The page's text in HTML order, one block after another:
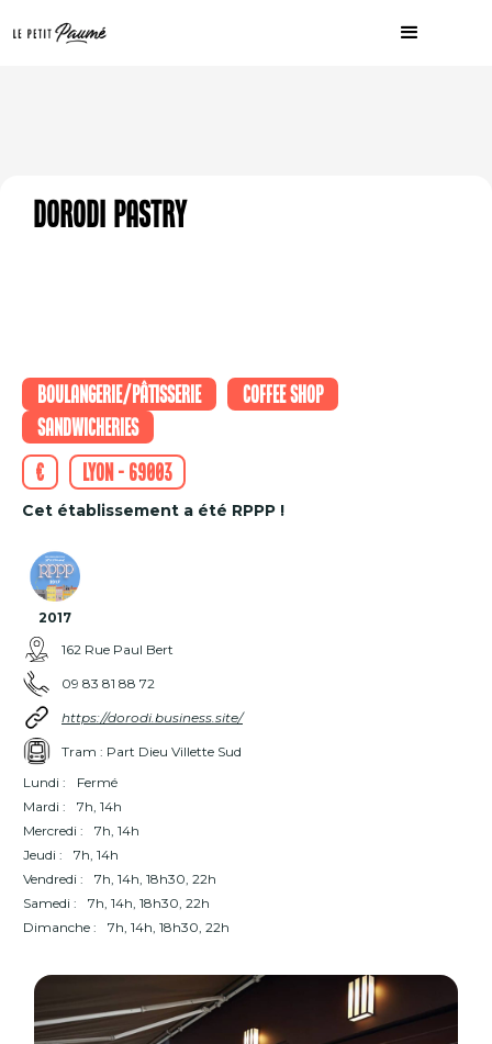
Dorodi Pastry
Boulangerie/Pâtisserie
Coffee shop
Sandwicheries
€
Lyon - 69003
Cet établissement a été RPPP !
2017
162 Rue Paul Bert
09 83 81 88 72
https://dorodi.business.site/
Tram : Part Dieu Villette Sud
Lundi :
Fermé
Mardi :
7h, 14h
Mercredi :
7h, 14h
Jeudi :
7h, 14h
Vendredi :
7h, 14h, 18h30, 22h
Samedi :
7h, 14h, 18h30, 22h
Dimanche :
7h, 14h, 18h30, 22h